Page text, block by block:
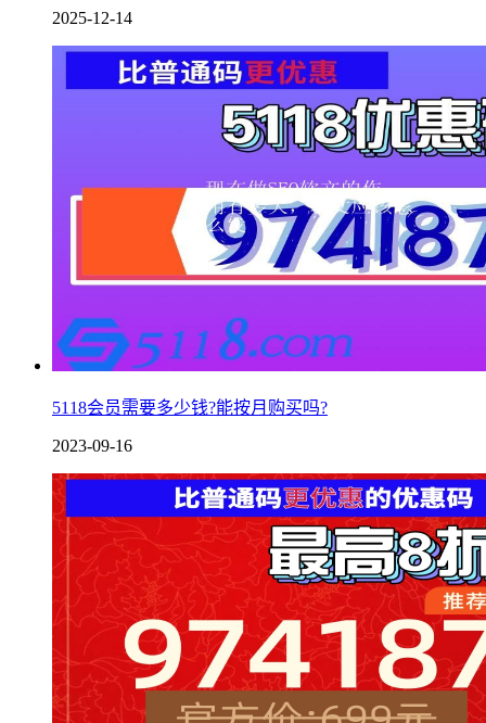
2025-12-14
5118会员需要多少钱?能按月购买吗?
2023-09-16